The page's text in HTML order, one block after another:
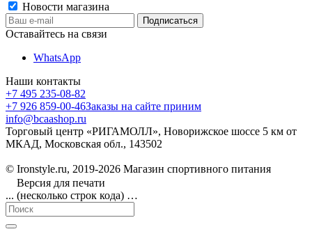
Новости магазина
Оставайтесь на связи
WhatsApp
Наши контакты
+7 495 235-08-82
+7 926 859-00-46Заказы на сайте приним
info@bcaashop.ru
Торговый центр «РИГАМОЛЛ», Новорижское шоссе 5 км от
МКАД, Московская обл., 143502
© Ironstyle.ru, 2019-2026 Магазин спортивного питания
Версия для печати
... (несколько строк кода) …